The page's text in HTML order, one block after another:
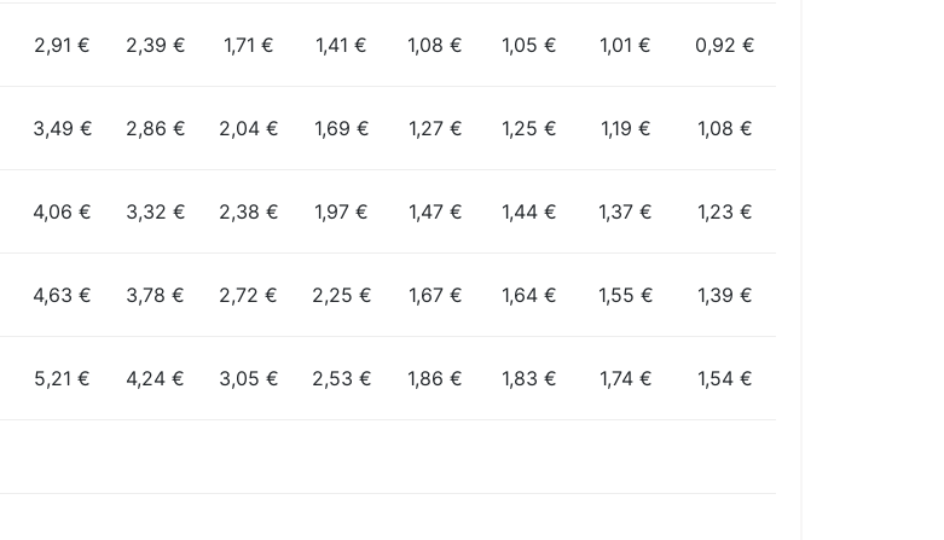
2,91 € 2,39 € 1,71 € 1,41 € 1,08 € 1,05 € 1,01 € 0,92 €
3,49 € 2,86 € 2,04 € 1,69 € 1,27 € 1,25 € 1,19 € 1,08 €
4,06 € 3,32 € 2,38 € 1,97 € 1,47 € 1,44 € 1,37 € 1,23 €
4,63 € 3,78 € 2,72 € 2,25 € 1,67 € 1,64 € 1,55 € 1,39 €
5,21 € 4,24 € 3,05 € 2,53 € 1,86 € 1,83 € 1,74 € 1,54 €